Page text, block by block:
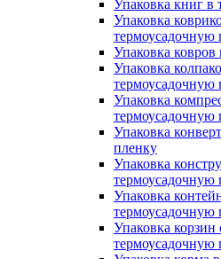
Упаковка книг в
Упаковка
термоусадочную
Упаковка ковров
Упаковка
термоусадочную
Упаковка
термоусадочную
Упаковка
пленку
Упаковка
термоусадочную
Упаковка
термоусадочную
Упаковка корзин
термоусадочную